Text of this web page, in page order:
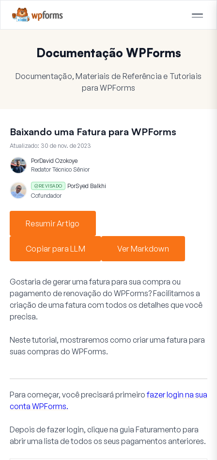
Documentação WPForms
Documentação, Materiais de Referência e Tutoriais
para WPForms
Baixando uma Fatura para WPForms
Atualizado: 30 de nov. de 2023
PorDavid Ozokoye
Redator Técnico Sênior
REVISADO PorSyed Balkhi
Cofundador
Resumir Artigo
Copiar para LLM Ver Markdown
Gostaria de gerar uma fatura para sua compra ou
pagamento de renovação do WPForms? Facilitamos a
criação de uma fatura com todos os detalhes que você
precisa.
Neste tutorial, mostraremos como criar uma fatura para
suas compras do WPForms.
Para começar, você precisará primeirofazer login na sua
conta WPForms.
Depois de fazer login, clique na guia Faturamento para
abrir uma lista de todos os seus pagamentos anteriores.